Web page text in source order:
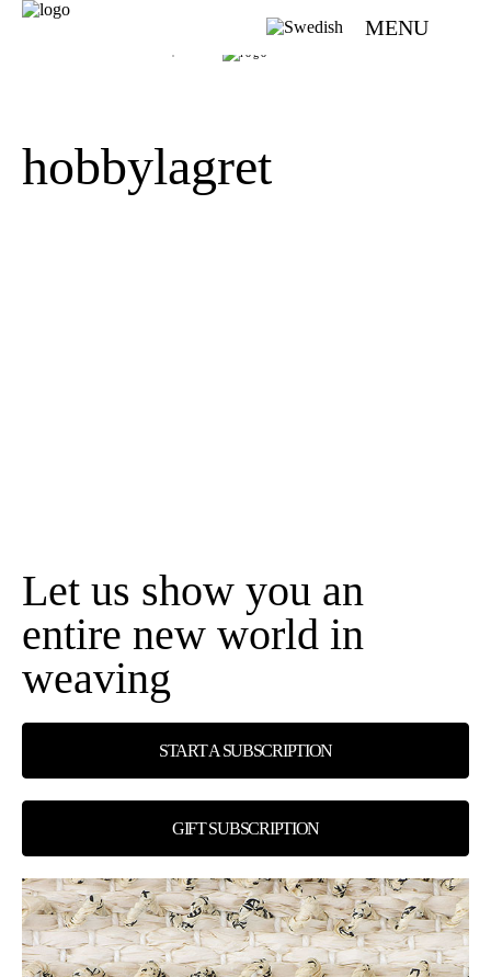
MENU
hobbylagret
Let us show you an
entire new world in
weaving
START A SUBSCRIPTION
GIFT SUBSCRIPTION